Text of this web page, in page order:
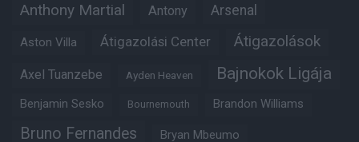
Anthony Martial Antony Arsenal
Aston Villa Átigazolási Center Átigazolások
Axel Tuanzebe Ayden Heaven Bajnokok Ligája
Benjamin Sesko Bournemouth Brandon Williams
Bruno Fernandes Bryan Mbeumo